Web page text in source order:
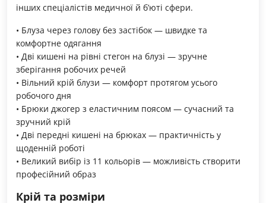
інших спеціалістів медичної й б’юті сфери.
• Блуза через голову без застібок — швидке та
комфортне одягання
• Дві кишені на рівні стегон на блузі — зручне
зберігання робочих речей
• Вільний крій блузи — комфорт протягом усього
робочого дня
• Брюки джогер з еластичним поясом — сучасний та
зручний крій
• Дві передні кишені на брюках — практичність у
щоденній роботі
• Великий вибір із 11 кольорів — можливість створити
професійний образ
Крій та розміри